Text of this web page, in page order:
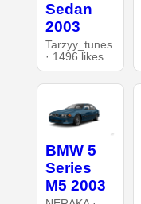
Sedan
2003
Tarzyy_tunes
· 1496 likes
BMW 5
Series
M5 2003